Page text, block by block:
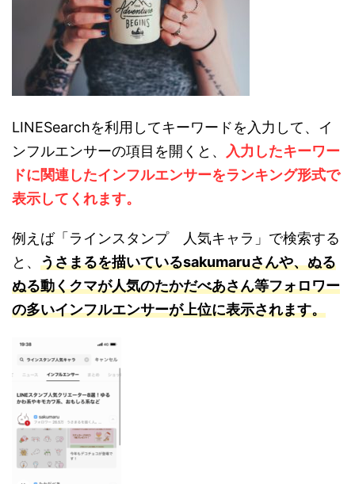
LINESearchを利用してキーワードを入力して、イ
ンフルエンサーの項目を開くと、 入力したキーワー
ドに関連したインフルエンサーをランキング形式で
表示してくれます。
例えば「ラインスタンプ 人気キャラ」で検索する
と、 うさまるを描いているsakumaruさんや、ぬる
ぬる動くクマが人気のたかだべあさん等フォロワー
の多いインフルエンサーが上位に表示されます。